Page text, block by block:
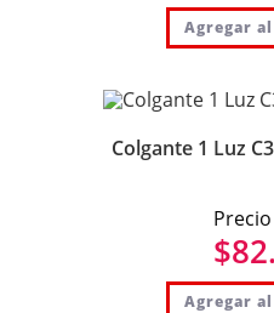
Agregar
Colgante 1 Luz
$
Agregar